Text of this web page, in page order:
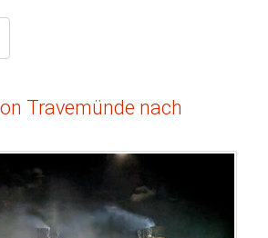
Travemünde nach